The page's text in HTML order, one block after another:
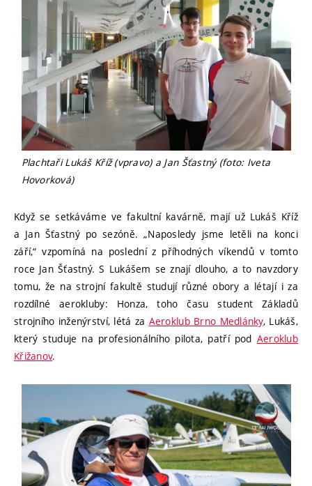
Plachtaři Lukáš Kříž (vpravo) a Jan Šťastný (foto: Iveta
Hovorková)
Když se setkáváme ve fakultní kavárně, mají už Lukáš Kříž
a Jan Šťastný po sezóně. „Naposledy jsme letěli na konci
září,“ vzpomíná na poslední z příhodných víkendů v tomto
roce Jan Šťastný. S Lukášem se znají dlouho, a to navzdory
tomu, že na strojní fakultě studují různé obory a létají i za
rozdílné aerokluby: Honza, toho času student Základů
strojního inženýrství, létá za Aeroklub Brno Medlánky, Lukáš,
který studuje na profesionálního pilota, patří pod Aeroklub
Křižanov.